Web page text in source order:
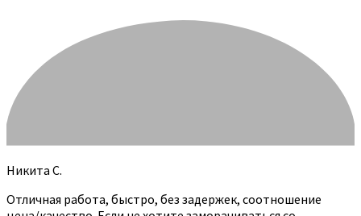
Никита С.
Отличная работа, быстро, без задержек, соотношение